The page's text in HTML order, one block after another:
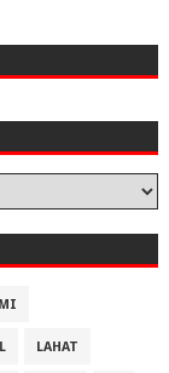
LAHAT